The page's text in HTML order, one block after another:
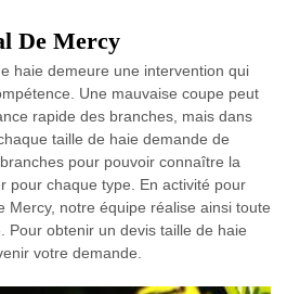
De Mercy
haie demeure une intervention qui
Une mauvaise coupe peut
rapide des branches, mais dans
taille de haie demande de
pour pouvoir connaître la
pour chaque type. En activité pour
Mercy, notre équipe réalise ainsi toute
Pour obtenir un devis taille de haie
votre demande.